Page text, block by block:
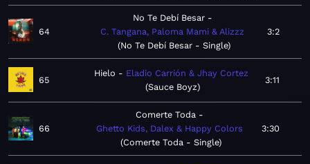
64
No Te Debí Besar
C. Tangana, Paloma Mami & Alizzz
No Te Debí Besar - Single
3:2
65
Hielo
Eladio Carrión & Jhay Cortez
Sauce Boyz
3:11
66
Comerte Toda
Ghetto Kids, Dalex & Happy Colors
Comerte Toda - Single
3:30